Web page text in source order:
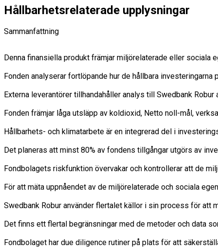
Hållbarhetsrelaterade upplysningar
Sammanfattning
Denna finansiella produkt främjar miljörelaterade eller sociala
Fonden analyserar fortlöpande hur de hållbara
Externa leverantörer tillhandahåller analys till Swedbank
Fonden främjar låga utsläpp av koldioxid, Netto noll-mål,
Hållbarhets- och klimatarbete är en integrerad del i
Det planeras att minst 80% av fondens tillgångar utgörs av
Fondbolagets riskfunktion övervakar och kontrollerar att de
För att mäta uppnåendet av de miljörelaterade och sociala
Swedbank Robur använder flertalet källor i sin process för att
Det finns ett flertal begränsningar med de metoder och data
Fondbolaget har due diligence rutiner på plats för att